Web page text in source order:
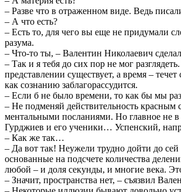
– Разве что в отраженном виде. Ведь
– А что есть?
– Есть то, для чего вы еще не придумали
разума.
– Что-то ты, – Валентин Николаевич
– Так и я тебя до сих пор не мог
представлении существует, а время –
как сознанию заблагорассудится.
– Если б не было времени, то как бы мы
– Не подменяй действительность
ментальными посланиями. Но главное не
Гурджиев и его ученики… Успенский,
– Как же так…
– Да вот так! Неужели трудно дойти до
основанные на подсчете количества
любой – и доля секунды, и многие века.
– Значит, пространства нет, – съязвил